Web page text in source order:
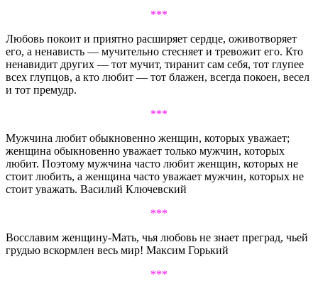
***
Любовь покоит и приятно расширяет сердце, оживотворяет
его, а ненависть — мучительно стесняет и тревожит его. Кто
ненавидит других — тот мучит, тиранит сам себя, тот глупее
всех глупцов, а кто любит — тот блажен, всегда покоен, весел
и тот премудр.
***
Мужчина любит обыкновенно женщин, которых уважает;
женщина обыкновенно уважает только мужчин, которых
любит. Поэтому мужчина часто любит женщин, которых не
стоит любить, а женщина часто уважает мужчин, которых не
стоит уважать. Василий Ключевский
***
Восславим женщину-Мать, чья любовь не знает преград, чьей
грудью вскормлен весь мир! Максим Горький
***